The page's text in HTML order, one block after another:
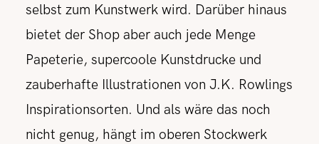
selbst zum Kunstwerk wird. Darüber hinaus
bietet der Shop aber auch jede Menge
Papeterie, supercoole Kunstdrucke und
zauberhafte Illustrationen von J.K. Rowlings
Inspirationsorten. Und als wäre das noch
nicht genug, hängt im oberen Stockwerk